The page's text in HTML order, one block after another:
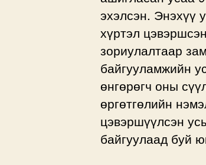
эхэлсэн. Энэхүү
хүртэл
зориулалтаар
байгууламжийн
өнгөрөгч оны
өргөтгөлийн
цэвэршүүлсэн
байгуулаад буй